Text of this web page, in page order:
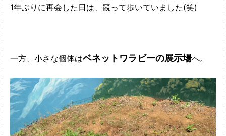
1年ぶりに再会した日は、競って歩いていました(笑)
一方、小さな個体はベネットワラビーの展示場へ。